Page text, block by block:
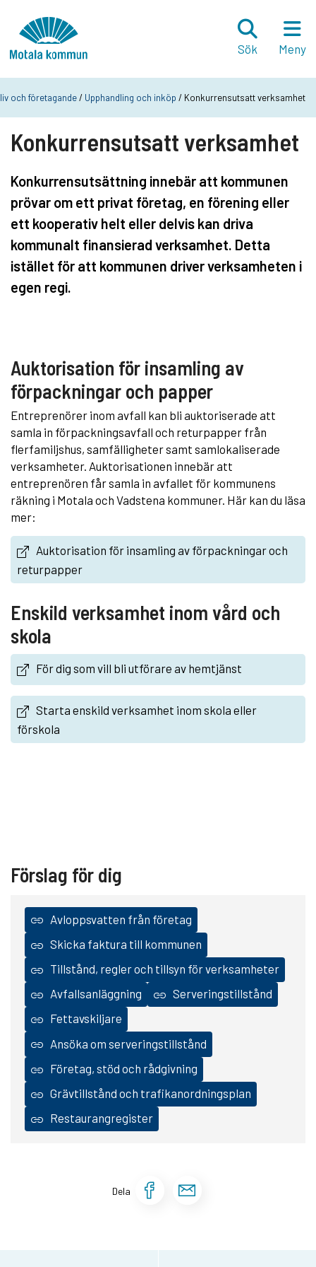
Sök
Meny
och företagande/ Upphandling och inköp / Konkurrensutsatt verksamhet
Konkurrensutsatt verksamhet
Konkurrensutsättning innebär att kommunen
prövar om ett privat företag, en förening eller
ett kooperativ helt eller delvis kan driva
kommunalt finansierad verksamhet. Detta
istället för att kommunen driver verksamheten i
egen regi.
Auktorisation för insamling av
förpackningar och papper
Entreprenörer inom avfall kan bli auktoriserade att
samla in förpackningsavfall och returpapper från
flerfamiljshus, samfälligheter samt samlokaliserade
verksamheter. Auktorisationen innebär att
entreprenören får samla in avfallet för kommunens
räkning i Motala och Vadstena kommuner. Här kan du läsa
mer:
Auktorisation för insamling av förpackningar och
returpapper
Enskild verksamhet inom vård och
skola
För dig som vill bli utförare av hemtjänst
Starta enskild verksamhet inom skola eller
förskola
Förslag för dig
Avloppsvatten från företag
Skicka faktura till kommunen
Tillstånd, regler och tillsyn för verksamheter
Avfallsanläggning
Serveringstillstånd
Fettavskiljare
Ansöka om serveringstillstånd
Företag, stöd och rådgivning
Grävtillstånd och trafikanordningsplan
Restaurangregister
Dela Dela sidan på